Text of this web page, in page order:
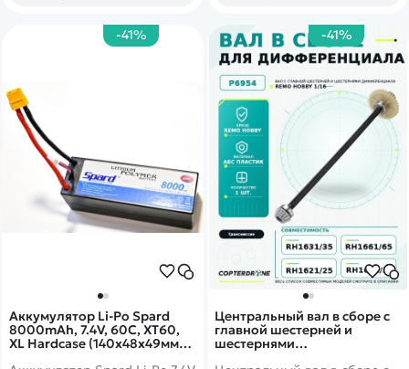
-41%
Аккумулятор Li-Po Spard
8000mAh, 7.4V, 60C, XT60,
XL Hardcase (140x48x49мм)
-41%
Центральный вал в сборе с
главной шестерней и
шестернями